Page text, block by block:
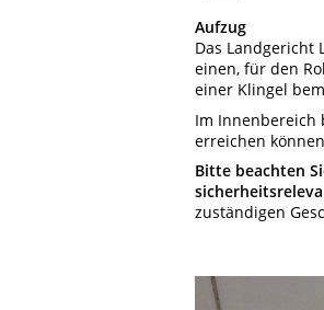
Aufzug
Das Landgericht
einen, für den
einer Klingel
Im Innenbereich
erreichen
Bitte beachten
zuständigen